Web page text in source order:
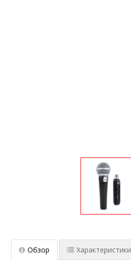
Обзор Характеристики